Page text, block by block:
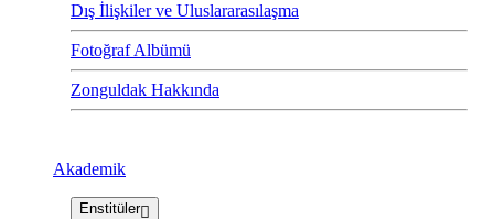
Dış İlişkiler ve Uluslararasılaşma
Fotoğraf Albümü
Zonguldak Hakkında
Akademik
Enstitüler